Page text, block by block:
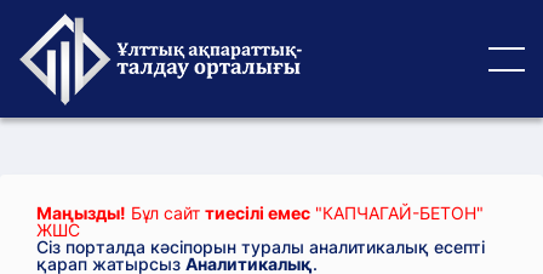
Маңызды! Бұл сайт тиесілі емес "КАПЧАГАЙ-БЕТОН"
ЖШС
Сіз порталда кәсіпорын туралы аналитикалық есепті
қарап жатырсыз Аналитикалық.